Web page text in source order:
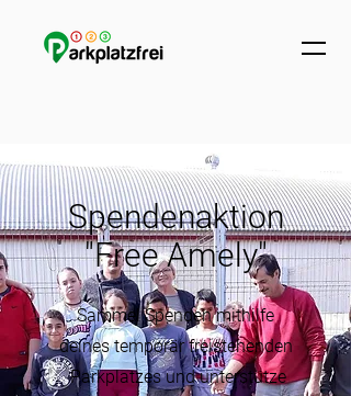
Spendenaktion
"Free Amely"
Sammel Spenden mithilfe
deines temporär freistehenden
Parkplatzes und unterstütze